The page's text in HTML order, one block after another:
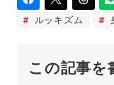
ルッキズム
この記事を